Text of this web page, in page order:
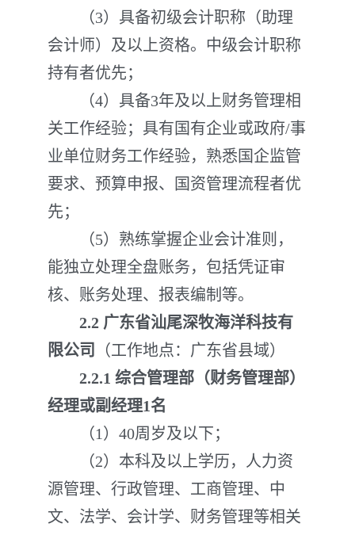
（3）具备初级会计职称（助理
会计师）及以上资格。中级会计职称
持有者优先；
（4）具备3年及以上财务管理相
关工作经验；具有国有企业或政府/事
业单位财务工作经验，熟悉国企监管
要求、预算申报、国资管理流程者优
先；
（5）熟练掌握企业会计准则，
能独立处理全盘账务，包括凭证审
核、账务处理、报表编制等。
2.2 广东省汕尾深牧海洋科技有
限公司
（工作地点：广东省县域）
2.2.1 综合管理部（财务管理部）
经理或副经理1名
（1）40周岁及以下；
（2）本科及以上学历，人力资
源管理、行政管理、工商管理、中
文、法学、会计学、财务管理等相关